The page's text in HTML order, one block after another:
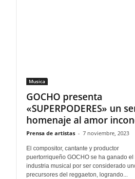
Musica
GOCHO presenta
«SUPERPODERES» un
homenaje al amor
Prensa de artistas - 7 noviembre, 2023
El compositor, cantante y productor
puertorriqueño GOCHO se ha ganado
industria musical por ser considerado
precursores del reggaeton, logrando...